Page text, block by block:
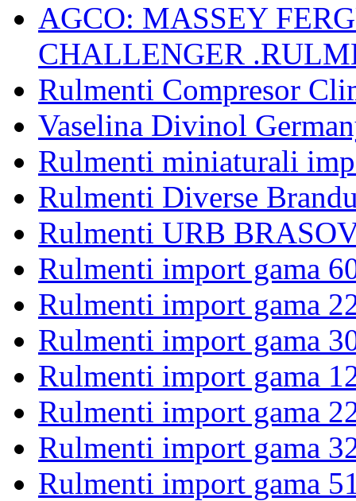
AGCO: MASSEY
CHALLENGER
Rulmenti Compresor
Vaselina Divinol
Rulmenti miniaturali
Rulmenti Diverse
Rulmenti URB
Rulmenti import gama
Rulmenti import gama
Rulmenti import gama
Rulmenti import gama
Rulmenti import gama
Rulmenti import gama
Rulmenti import gama